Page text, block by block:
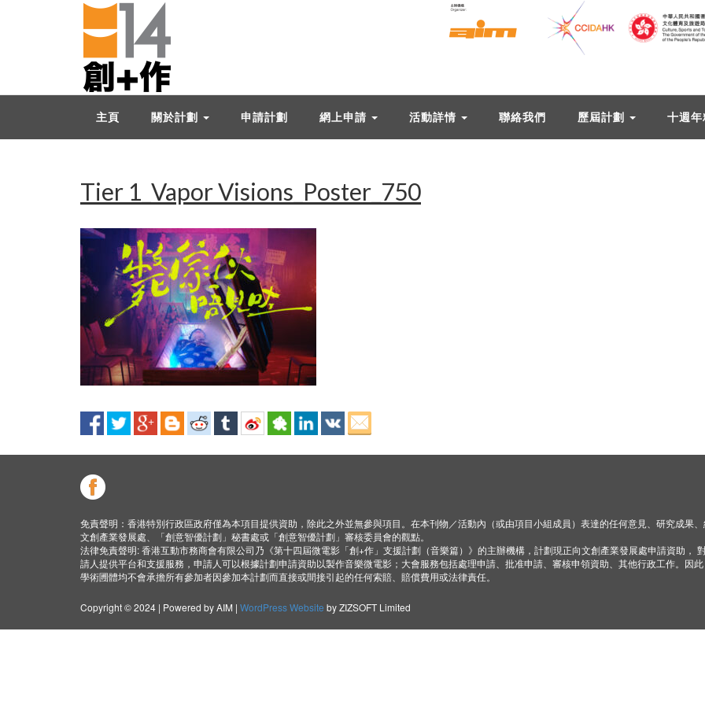
主頁 關於計劃 申請計劃 網上申請 活動詳情 聯絡我們 歷屆計劃 十週
Tier 1_Vapor Visions_Poster_750
免責聲明：香港特別行政區政府僅為本項目提供資助，除此之外並無參與項目。在本刊物／活動內（或由項目小組成員）表達的任何意見、研究成果
文創產業發展處、「創意智優計劃」秘書處或「創意智優計劃」審核委員會的觀點。
法律免責聲明: 香港互動市務商會有限公司乃《第十四屆微電影「創+作」支援計劃（音樂篇）》的主辦機構，計劃現正向文創產業發展處申請資助，
請人提供平台和支援服務，申請人可以根據計劃申請資助以製作音樂微電影；大會服務包括處理申請、批准申請、審核申領資助、其他行政工作。因
學術圑體均不會承擔所有參加者因參加本計劃而直接或間接引起的任何索賠、賠償費用或法律責任。
Copyright © 2024 | Powered by AIM | WordPress Website by ZIZSOFT Limited